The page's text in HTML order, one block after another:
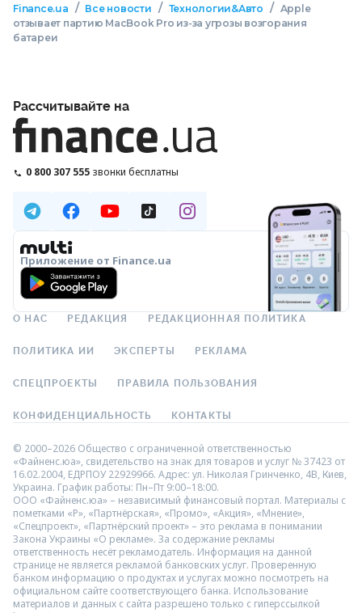
Finance.ua / Все новости / Технологии&Авто / Apple
отзывает партию MacBook Pro из-за угрозы возгорания
батареи
Рассчитывайте на
0 800 307 555 звонки бесплатны
Приложение от Finance.ua
О НАС РЕДАКЦИЯ РЕДАКЦИОННАЯ ПОЛИТИКА
ПОЛИТИКА ИИ ЭКСПЕРТЫ РЕКЛАМА
СПЕЦПРОЕКТЫ ПРАВИЛА ПОЛЬЗОВАНИЯ
КОНФИДЕНЦИАЛЬНОСТЬ КОНТАКТЫ
© 2000–2026 Общество с ограниченной ответственностью
«Файненс.юа», свидетельство на знак для товаров и услуг № 37423 от
16.02.2004, ЕДРПОУ 22929966. Адрес: ул. Николая Гринченко, 4В, Киев,
Украина. График работы: Пн–Пт 9:00–18:00.
ООО «Файненс.юа» – независимый финансовый портал. Материалы с
пометками «Р», «Партнёрская», «Промо», «Акция», «Мнение»,
«Спецпроект», «Партнёрский проект» – это реклама в понимании
Закона Украины «О рекламе». За содержание рекламы
ответственность несёт рекламодатель. Информация на данной
странице не является рекламой банковских услуг. Проверенную
банком информацию о продуктах и услугах можно посмотреть на
официальном сайте соответствующего банка. Использование
материалов и данных с сайта разрешено только с гиперссылкой